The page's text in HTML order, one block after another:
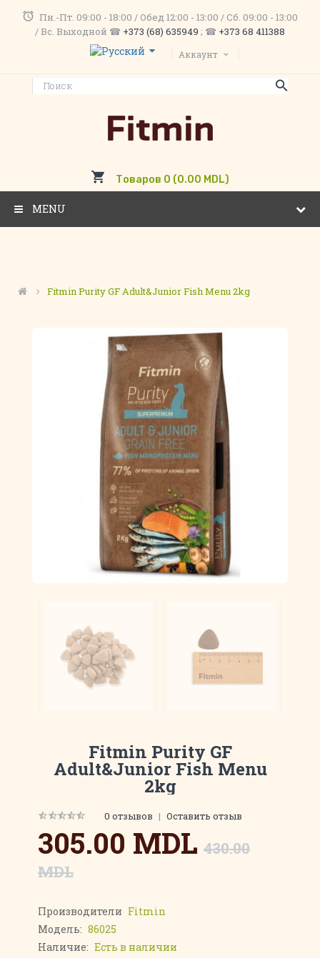
Пн.-Пт. 09:00 - 18:00 / Обед 12:00 - 13:00 / Сб. 09:00 - 13:00
/ Вс. Выходной ☎ +373 (68) 635949 ; ☎ +373 68 411388
Аккаунт
Товаров 0 (0.00 MDL)
MENU
Fitmin Purity GF Adult&Junior Fish Menu 2kg
Fitmin Purity GF
Adult&Junior Fish Menu
2kg
0 отзывов | Оставить отзыв
305.00 MDL 430.00
MDL
Производители Fitmin
Модель: 86025
Наличие: Есть в наличии